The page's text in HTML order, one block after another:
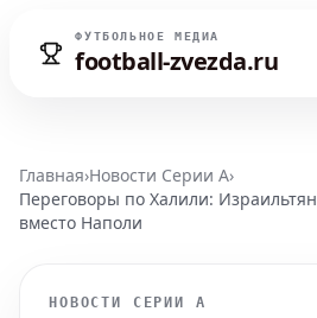
ФУТБОЛЬНОЕ МЕДИА
football-zvezda.ru
Главная›Новости Серии А›
Переговоры по Халили:
вместо Наполи
НОВОСТИ СЕРИИ А